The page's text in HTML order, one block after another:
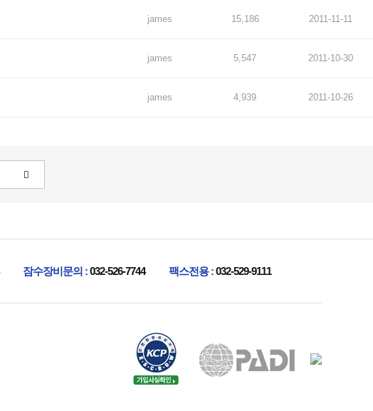
james 15,186 2011-11-11
james 5,547 2011-10-30
james 4,939 2011-10-26
잠수장비문의 :032-526-7744 팩스전용 :032-529-9111